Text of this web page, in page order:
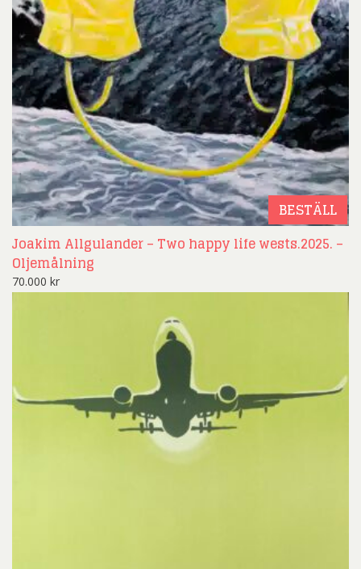
BESTÄLL
Joakim Allgulander – Two happy life wests.2025. –
Oljemålning
70.000 kr